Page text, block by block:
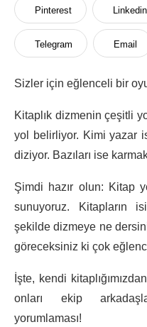
Pinterest Linkedin
Telegram Email
Sizler için eğlenceli bir
Kitaplık dizmenin çeşitli
yol belirliyor. Kimi yazar
diziyor. Bazıları ise
Şimdi hazır olun: Kitap
sunuyoruz. Kitapların
şekilde dizmeye ne
göreceksiniz ki çok
İşte, kendi
onları ekip
yorumlaması!